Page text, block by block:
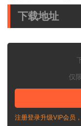
下载地址
仅
注册登录升级VIP会员